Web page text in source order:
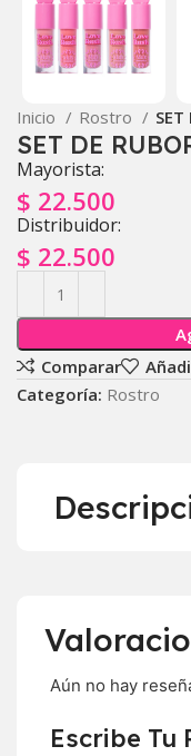
Inicio Rostro SET
SET DE
Mayorista:
$ 22.500
Distribuidor:
$ 22.500
Comparar
Categoría: Rostro
Aún no hay
Escribe Tu